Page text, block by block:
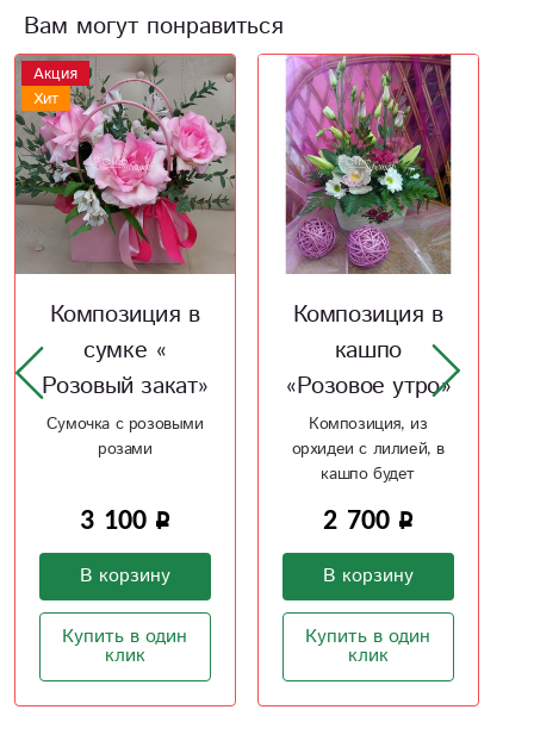
Вам могут понравиться
Композиция в
кашпо
«Розовое утро»
Композиция, из
орхидеи с лилией, в
2 700
В корзину
Купить в один
клик
Композиция в
корзине «Для
любимой
мамы»
Композиция из
амариллиса, роз и
хризантем будет
незабываемой в такой
день
8 800
В корзину